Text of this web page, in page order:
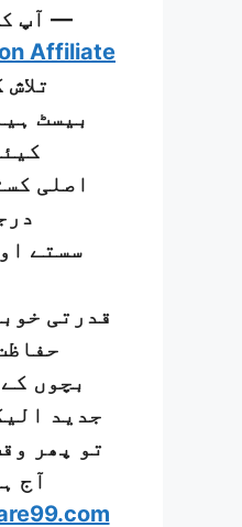
— آپ
Affiliate
بیسٹ
اصلی
سستے
قدرتی
بچوں
جدید
تو پھر
آج